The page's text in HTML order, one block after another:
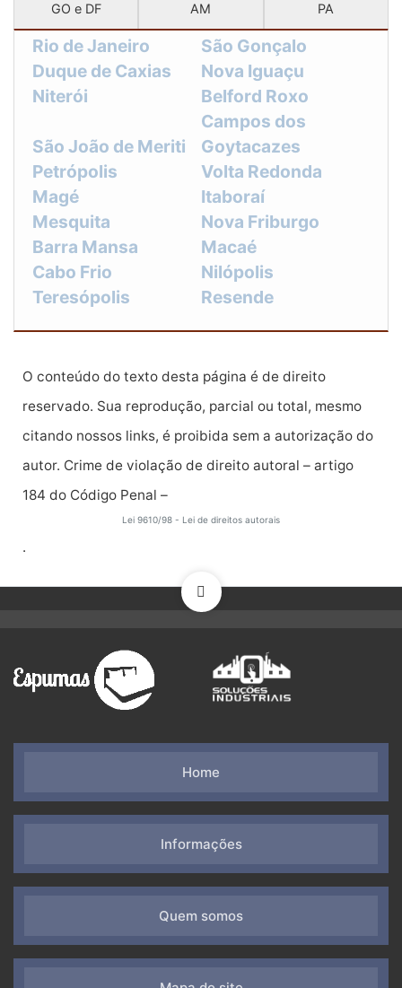
GO e DF AM PA
Rio de Janeiro
São Gonçalo
Duque de Caxias
Nova Iguaçu
Niterói
Belford Roxo
São João de Meriti
Campos dos
Goytacazes
Petrópolis
Volta Redonda
Magé
Itaboraí
Mesquita
Nova Friburgo
Barra Mansa
Macaé
Cabo Frio
Nilópolis
Teresópolis
Resende
O conteúdo do texto desta página é de direito
reservado. Sua reprodução, parcial ou total, mesmo
citando nossos links, é proibida sem a autorização do
autor. Crime de violação de direito autoral – artigo
184 do Código Penal –
Lei 9610/98 - Lei de direitos autorais
.
Home
Informações
Quem somos